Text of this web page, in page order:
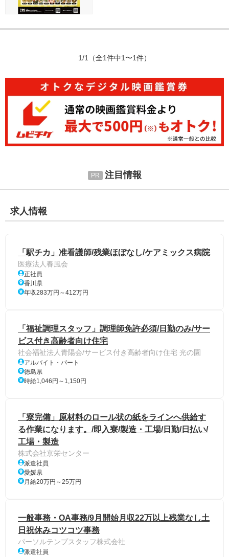
1/1 （全1件中1〜1件）
注目情報
求人情報
「駅チカ」准看護師/残業ほぼなし/ケアミックス病院
医療法人春風会
正社員
香川県
年収283万円～412万円
「福祉調理スタッフ」調理師免許必須/日勤のみ/サー
ビス付き高齢者向け住宅
社会福祉法人青陽会/サービス付き高齢者向け住宅 光の園
アルバイト・パート
徳島県
時給1,046円～1,150円
「寮完備」原材料のロール状の紙をラインへ供給す
る作業になります。/即入寮/製造・工場/日勤/日払い/
工場・製造
株式会社京栄センター
派遣社員
愛媛県
月給20万円～25万円
一般事務・OA事務/9月開始月収22万以上残業なし土
日祝休みコツコツ事務
パーソルテンプスタッフ株式会社
派遣社員